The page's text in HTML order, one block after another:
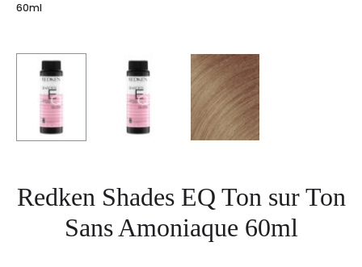
60ml
Redken Shades EQ Ton sur Ton
Sans Amoniaque 60ml